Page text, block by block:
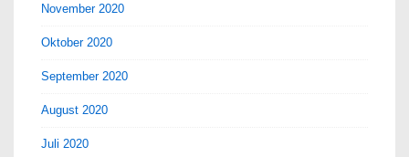
November 2020
Oktober 2020
September 2020
August 2020
Juli 2020